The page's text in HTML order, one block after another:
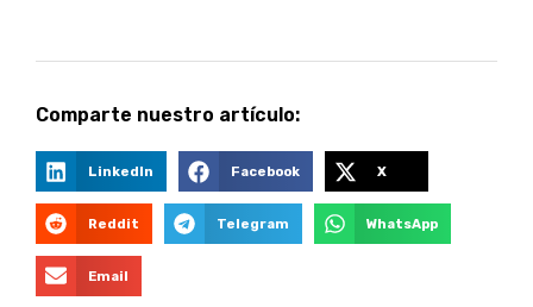
Comparte nuestro artículo:
LinkedIn Facebook X
Reddit Telegram WhatsApp
Email